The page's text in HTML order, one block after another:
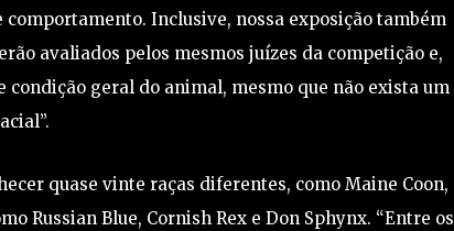
Inclusive, nossa exposição também
avaliados pelos mesmos juízes da competição e,
geral do animal, mesmo que não exista um
quase vinte raças diferentes, como Maine Coon,
Russian Blue, Cornish Rex e Don Sphynx. “Entre os